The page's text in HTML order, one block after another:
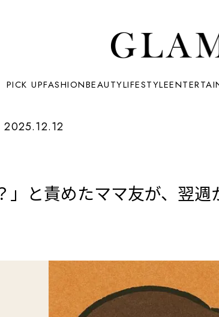
PICK UPFASHIONBEAUTYLIFESTYLE
2025.12.12
」と責めたママ友が、翌